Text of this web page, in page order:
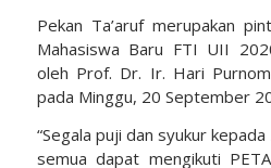
Pekan Ta’aruf merupakan
Mahasiswa Baru FTI UII
oleh Prof. Dr. Ir. Hari
pada Minggu, 20 September
“Segala puji dan syukur
semua dapat mengikuti